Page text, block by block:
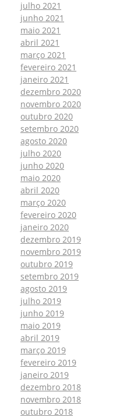
julho 2021
junho 2021
maio 2021
abril 2021
março 2021
fevereiro 2021
janeiro 2021
dezembro 2020
novembro 2020
outubro 2020
setembro 2020
agosto 2020
julho 2020
junho 2020
maio 2020
abril 2020
março 2020
fevereiro 2020
janeiro 2020
dezembro 2019
novembro 2019
outubro 2019
setembro 2019
agosto 2019
julho 2019
junho 2019
maio 2019
abril 2019
março 2019
fevereiro 2019
janeiro 2019
dezembro 2018
novembro 2018
outubro 2018